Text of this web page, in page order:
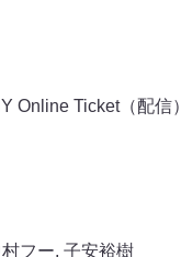
Online Ticket（配信）
フー, 子安裕樹